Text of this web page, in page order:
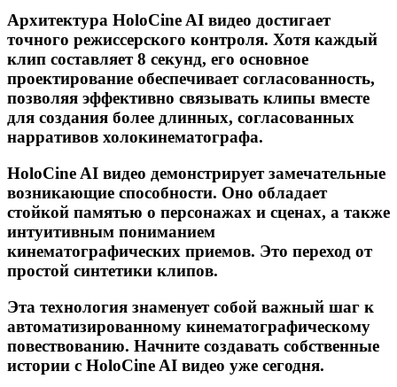
Архитектура HoloCine AI видео достигает
точного режиссерского контроля. Хотя каждый
клип составляет 8 секунд, его основное
проектирование обеспечивает согласованность,
позволяя эффективно связывать клипы вместе
для создания более длинных, согласованных
нарративов холокинематографа.
HoloCine AI видео демонстрирует замечательные
возникающие способности. Оно обладает
стойкой памятью о персонажах и сценах, а также
интуитивным пониманием
кинематографических приемов. Это переход от
простой синтетики клипов.
Эта технология знаменует собой важный шаг к
автоматизированному кинематографическому
повествованию. Начните создавать собственные
истории с HoloCine AI видео уже сегодня.